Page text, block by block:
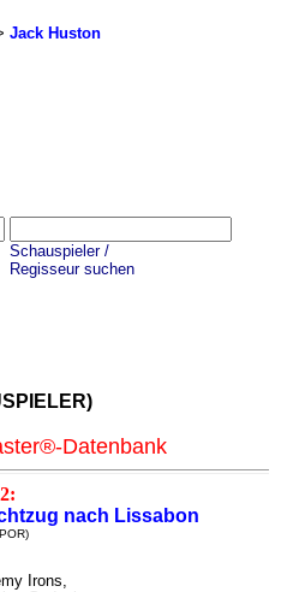
Jack Huston
Schauspieler /
Regisseur suchen
Datenbank
nach Lissabon
Irons,